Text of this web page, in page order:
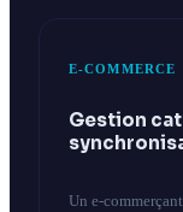
E-COMMERCE
Gestion
Un e-